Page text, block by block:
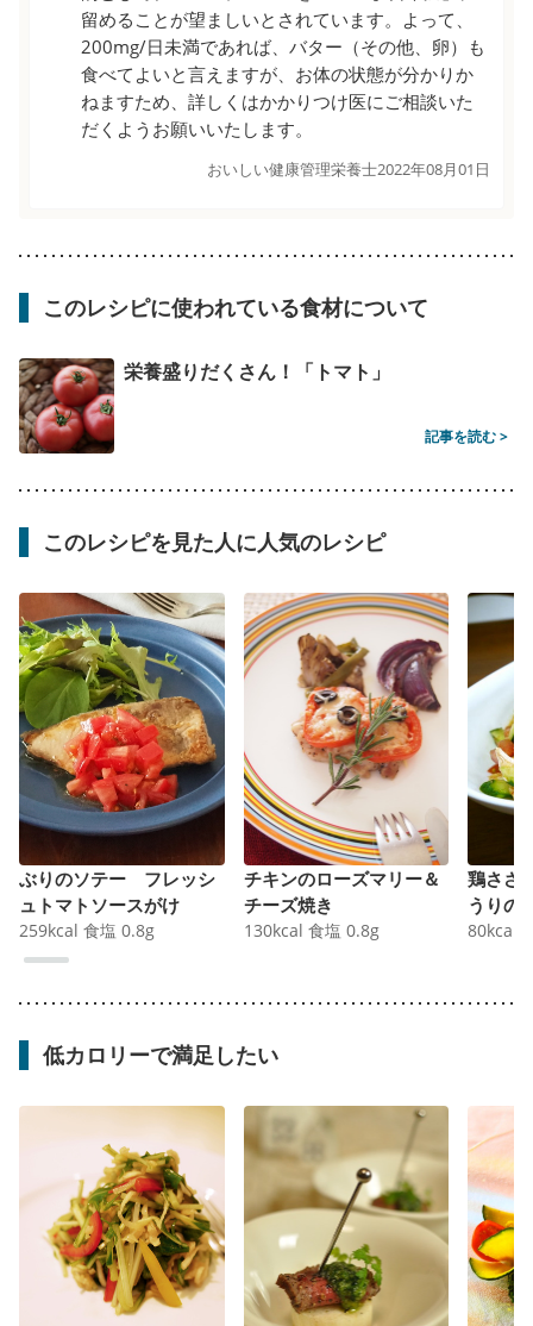
留めることが望ましいとされています。よって、
200mg/日未満であれば、バター（その他、卵）も
食べてよいと言えますが、お体の状態が分かりか
ねますため、詳しくはかかりつけ医にご相談いた
だくようお願いいたします。
おいしい健康管理栄養士2022年08月01日
このレシピに使われている食材について
栄養盛りだくさん！「トマト」
記事を読む >
このレシピを見た人に人気のレシピ
ぶりのソテー フレッシ
ュトマトソースがけ
259kcal 食塩 0.8g
チキンのローズマリー＆
チーズ焼き
130kcal 食塩 0.8g
鶏ささ
うりの
80kcal
低カロリーで満足したい